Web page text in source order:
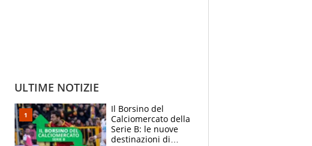
ULTIME NOTIZIE
Il Borsino del
Calciomercato della
Serie B: le nuove
destinazioni di